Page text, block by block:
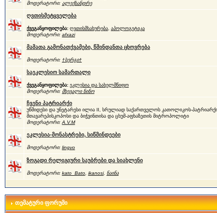
მოდერატორი: ალექსანდრე
ღვთისმეტყველება
ქვეგანყოფილება: ღვთისმსახურება, აპოლოგეტიკა
მოდერატორი: afxazi
მამათა გამონათქვამები, წმინდანთა ცხოვრება
მოდერატორი: †სერგი†
საეკლესიო სამართალი
ქვეგანყოფილება: ეკლესია და სახელმწიფო
მოდერატორი: მხევალი ნინო
ჩვენი პატრიარქი
უწმიდესი და უნეტარესი ილია II, სრულიად საქართველოს კათოლიკოს-
მთავარეპისკოპოსი და ბიჭვინთისა და ცხუმ-აფხაზეთის მიტროპოლიტი
მოდერატორი: A.V.M
ეკლესია-მონასტრები, სიწმინდეები
მოდერატორი: lingvo
ზოგადი რელიგიური საუბრები და სიახლენი
მოდერატორი: kato_Bato, ikanosi, ნაინა
თემატური ფორუმი